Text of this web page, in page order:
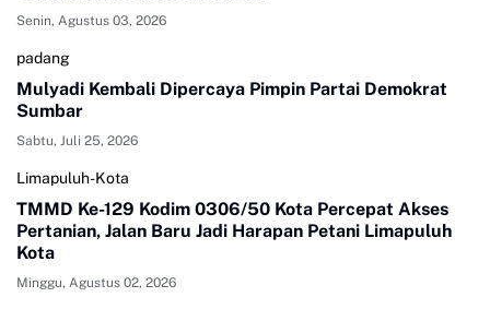
Senin, Agustus 03, 2026
padang
Mulyadi Kembali Dipercaya Pimpin Partai Demokrat
Sumbar
Sabtu, Juli 25, 2026
Limapuluh-Kota
TMMD Ke-129 Kodim 0306/50 Kota Percepat Akses
Pertanian, Jalan Baru Jadi Harapan Petani Limapuluh
Kota
Minggu, Agustus 02, 2026